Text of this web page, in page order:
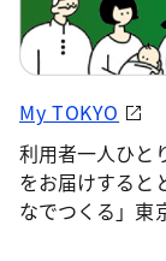
My TOKYO
利用者一人ひと
をお届けすると
なでつくる」東